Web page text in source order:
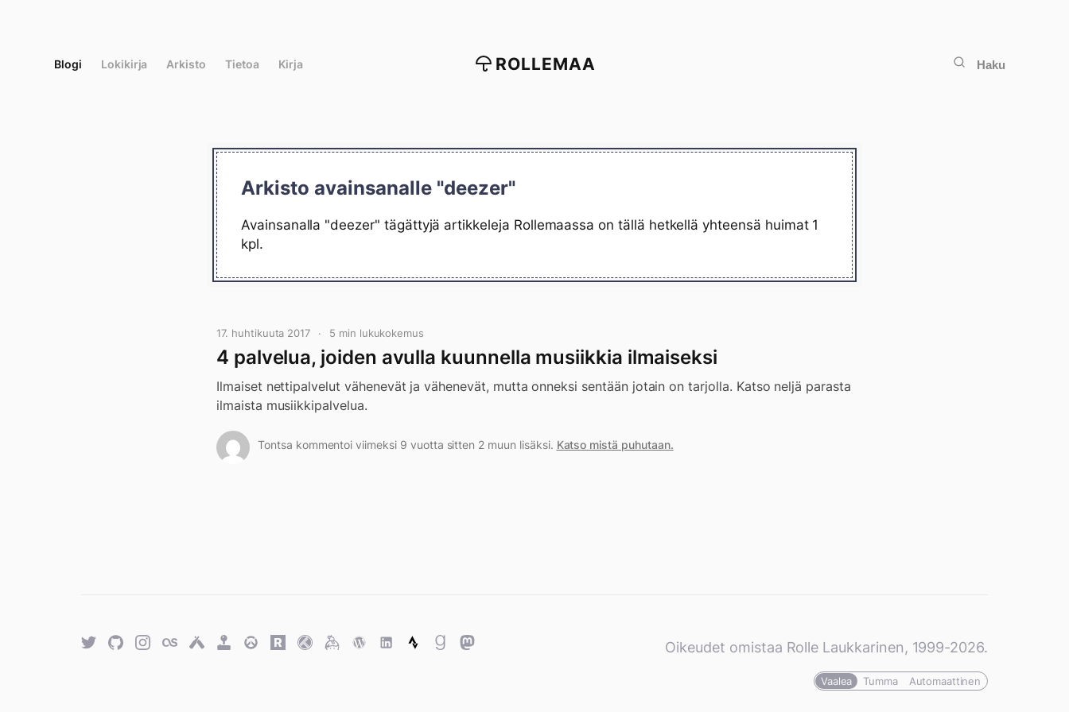
Blogi Lokikirja Arkisto Tietoa Kirja ROLLEMAA Haku
Arkisto avainsanalle "deezer"
Avainsanalla "deezer" tägättyjä artikkeleja Rollemaassa on tällä hetkellä yhteensä huimat 1
kpl.
17. huhtikuuta 2017 5 min lukukokemus
4 palvelua, joiden avulla kuunnella musiikkia ilmaiseksi
Ilmaiset nettipalvelut vähenevät ja vähenevät, mutta onneksi sentään jotain on tarjolla. Katso neljä parasta
ilmaista musiikkipalvelua.
Tontsa kommentoi viimeksi 9 vuotta sitten 2 muun lisäksi. Katso mistä puhutaan.
TwitterGitHubTwitterLast.fmUntappd
RetroOverwatch
Rawg.ioTraktKeybaseWordPress
WordPress
StravaGoodreads
Mastodon Oikeudet omistaa Rolle Laukkarinen, 1999-2026.
Vaalea Tumma Automaattinen